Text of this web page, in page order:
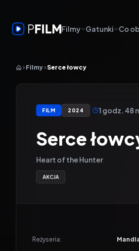
Filmy Gatunki Co
Filmy Serce łowcy
FILM 2024 1 godz. 48
Serce
Heart of the Hunter
AKCJA
Reżyseria: